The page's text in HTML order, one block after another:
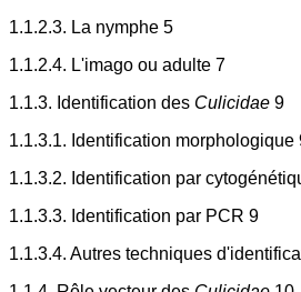
1.1.2.3. La nymphe 5
1.1.2.4. L'imago ou adulte 7
1.1.3. Identification des Culicidae 9
1.1.3.1. Identification morphologique
1.1.3.2. Identification par
1.1.3.3. Identification par PCR 9
1.1.3.4. Autres techniques